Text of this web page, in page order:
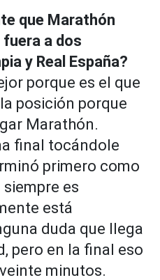
que Marathón
fuera a dos
y Real España?
porque es el que
posición porque
Marathón.
final tocándole
primero como
es
está
duda que llega
pero en la final eso
minutos.